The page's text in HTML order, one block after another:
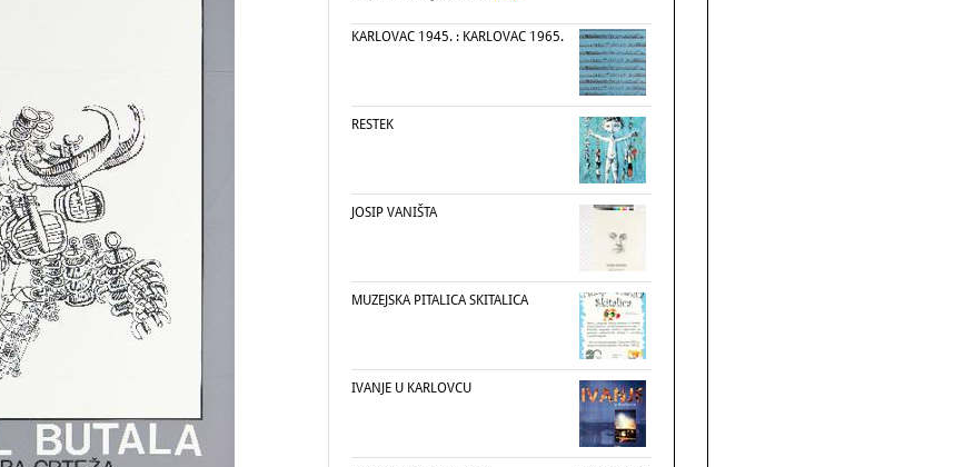
KARLOVAC 1945. : KARLOVAC 1965.
RESTEK
JOSIP VANIŠTA
MUZEJSKA PITALICA SKITALICA
IVANJE U KARLOVCU